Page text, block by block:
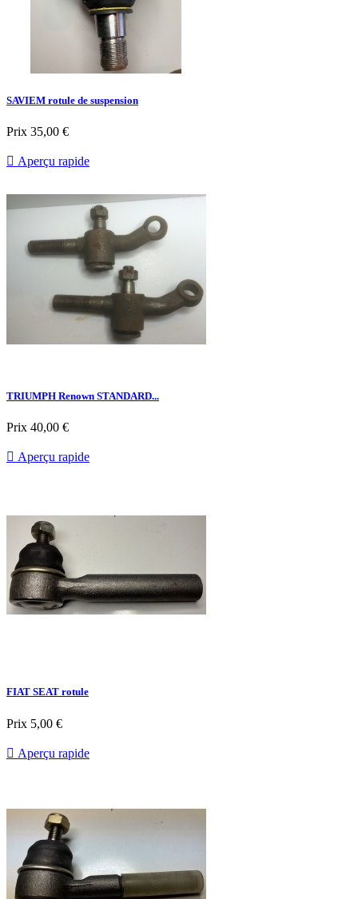
SAVIEM rotule de suspension
Prix 35,00 €
 Aperçu rapide
TRIUMPH Renown STANDARD...
Prix 40,00 €
 Aperçu rapide
FIAT SEAT rotule
Prix 5,00 €
 Aperçu rapide